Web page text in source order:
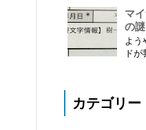
て
かしい…。 ※
格し
3名
ました\(
マ
の謎
よう
ド
ん
カテゴリー